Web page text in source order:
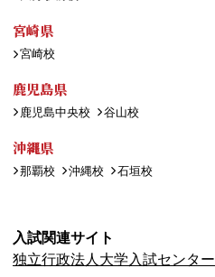
宮崎県
宮崎校
鹿児島県
鹿児島中央校 谷山校
沖縄県
那覇校 沖縄校 石垣校
入試関連サイト
独立行政法人大学入試センター